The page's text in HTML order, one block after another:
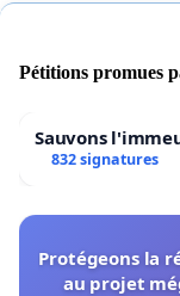
Pétitions promues
Sauvons
832 signatures
Protégeons la
au projet